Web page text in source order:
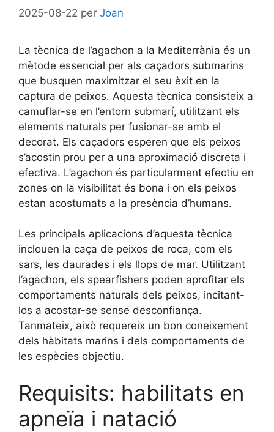
2025-08-22 per Joan
La tècnica de l’agachon a la Mediterrània és un
mètode essencial per als caçadors submarins
que busquen maximitzar el seu èxit en la
captura de peixos. Aquesta tècnica consisteix a
camuflar-se en l’entorn submarí, utilitzant els
elements naturals per fusionar-se amb el
decorat. Els caçadors esperen que els peixos
s’acostin prou per a una aproximació discreta i
efectiva. L’agachon és particularment efectiu en
zones on la visibilitat és bona i on els peixos
estan acostumats a la presència d’humans.
Les principals aplicacions d’aquesta tècnica
inclouen la caça de peixos de roca, com els
sars, les daurades i els llops de mar. Utilitzant
l’agachon, els spearfishers poden aprofitar els
comportaments naturals dels peixos, incitant-
los a acostar-se sense desconfiança.
Tanmateix, això requereix un bon coneixement
dels hàbitats marins i dels comportaments de
les espècies objectiu.
Requisits: habilitats en
apneïa i natació